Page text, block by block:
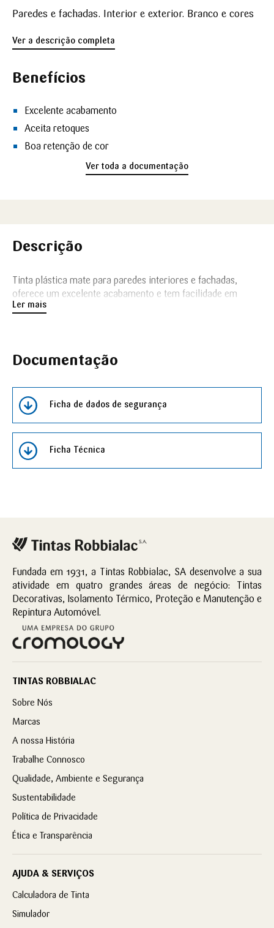
Paredes e fachadas. Interior e exterior. Branco e cores
Ver a descrição completa
Benefícios
Excelente acabamento
Aceita retoques
Boa retenção de cor
Ver toda a documentação
Descrição
Tinta plástica mate para paredes interiores e fachadas,
oferece um excelente acabamento e tem facilidade em
aceitar retoques.
Ler mais
Documentação
Ficha de dados de segurança
Ficha Técnica
Fundada em 1931, a Tintas Robbialac, SA desenvolve a sua
atividade em quatro grandes áreas de negócio: Tintas
Decorativas, Isolamento Térmico, Proteção e Manutenção e
Repintura Automóvel.
TINTAS ROBBIALAC
Sobre Nós
Marcas
A nossa História
Trabalhe Connosco
Qualidade, Ambiente e Segurança
Sustentabilidade
Política de Privacidade
Ética e Transparência
AJUDA & SERVIÇOS
Calculadora de Tinta
Simulador